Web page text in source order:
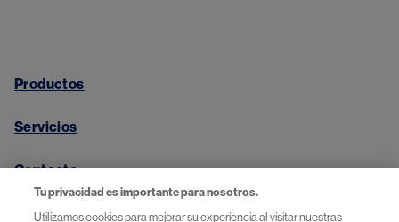
Productos
Servicios
Contacto
Tu privacidad es importante para nosotros.
Utilizamos cookies para mejorar su experiencia al visitar nuestras